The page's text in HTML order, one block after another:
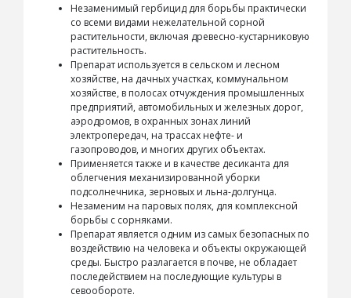
Незаменимый гербицид для борьбы практически
со всеми видами нежелательной сорной
растительности, включая древесно-кустарниковую
растительность.
Препарат используется в сельском и лесном
хозяйстве, на дачных участках, коммунальном
хозяйстве, в полосах отчуждения промышленных
предприятий, автомобильных и железных дорог,
аэродромов, в охранных зонах линий
электропередач, на трассах нефте- и
газопроводов, и многих других объектах.
Применяется также и в качестве десиканта для
облегчения механизированной уборки
подсолнечника, зерновых и льна-долгунца.
Незаменим на паровых полях, для комплексной
борьбы с сорняками.
Препарат является одним из самых безопасных по
воздействию на человека и объекты окружающей
среды. Быстро разлагается в почве, не обладает
последействием на последующие культуры в
севообороте.